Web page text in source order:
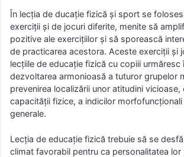
În lecția de ducație fizică și sport se
exerciţii şi de jocuri diferite, menite să
pozitive ale exerciţiilor şi să sporească
de practicarea acestora. Aceste exerciţii şi
lecţiile de educaţie fizică cu copiii urmăresc
dezvoltarea armonioasă a tuturor grupelor
prevenirea localizării unor atitudini vicioase,
capacităţii fizice, a indicilor
generale.
Lecţia de educaţie fizică trebuie să se
climat favorabil pentru ca personalitatea lor